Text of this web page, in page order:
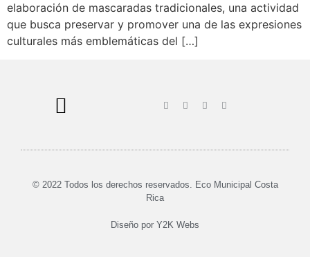
elaboración de mascaradas tradicionales, una actividad
que busca preservar y promover una de las expresiones
culturales más emblemáticas del […]
© 2022 Todos los derechos reservados. Eco Municipal Costa
Rica
Diseño por Y2K Webs